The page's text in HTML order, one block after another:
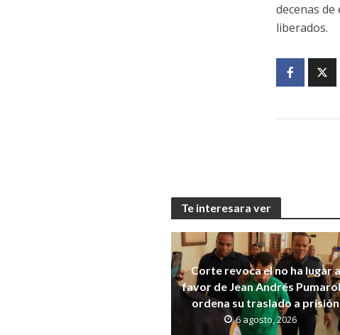
decenas
liberados.
Te interesara ver
Corte revoca el no ha lugar a
favor de Jean Andrés
ordena su traslado a prisión
6 agosto, 2026